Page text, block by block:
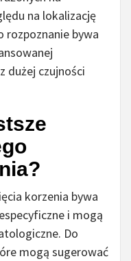
na lokalizację
rozpoznanie bywa
dużej czujności
korzenia bywa
i mogą
Do
mogą sugerować